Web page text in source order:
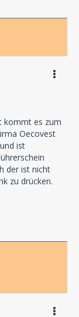
kommt es zum
Oecovest
ist
der ist nicht
zu drücken.